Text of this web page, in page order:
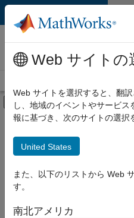
コンテンツへスキップ
MathWorks 採用
情報
オフキャンバス
メインコンテンツ
絞り込み条件
インターンシップ
企業向けセールス
カスタマー サポート
マーケティング サービス
現
Web サイトの
Web サイトを選択すると、翻
し、地域のイベントやサービ
報に基づき、次のサイトの選択
United States
また、以下のリストから Web
す。
南北アメリカ